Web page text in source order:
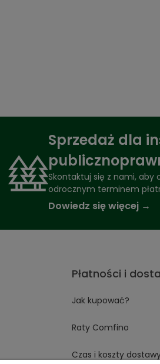
Sprzedaż dla
Skontaktuj się z nami, aby
odrocznym terminem
Dowiedz się więcej →
Płatności i
Jak kupować?
Raty Comfino
Czas i koszty